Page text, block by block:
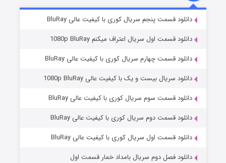
قسمت۵ (زیرنویس) منتشر شد
وستی ها
قسمت۱ (زیرنویس) منتشر شد
دانلود قسمت پنجم سریال کوری با کیفیت عالی BluRay
دانلود قسمت اول سریال اعتراف میکنم 1080p BluRay
دانلود قسمت چهارم سریال کوری با کیفیت عالی BluRay
دانلود سریال بیست و یک با کیفیت عالی 1080p BluRay
دانلود قسمت سوم سریال کوری با کیفیت عالی BluRay
دانلود قسمت دوم سریال کوری با کیفیت عالی BluRay
دانلود قسمت اول سریال کوری با کیفیت عالی BluRay
دانلود فصل دوم سریال بامداد خمار قسمت اول